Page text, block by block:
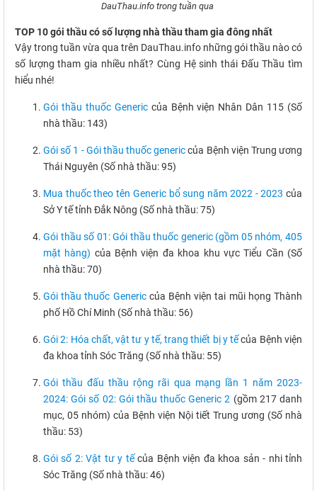
DauThau.info trong tuần qua
TOP 10 gói thầu có số lượng nhà thầu tham gia đông nhất
Vậy trong tuần vừa qua trên DauThau.info những gói thầu nào có
số lượng tham gia nhiều nhất? Cùng Hệ sinh thái Đấu Thầu tìm
hiểu nhé!
Gói thầu thuốc Genericcủa Bệnh viện Nhân Dân 115 (Số
nhà thầu: 143)
Gói số 1 - Gói thầu thuốc genericcủa Bệnh viện Trung ương
Thái Nguyên (Số nhà thầu: 95)
Mua thuốc theo tên Generic bổ sung năm 2022 - 2023 của
Sở Y tế tỉnh Đắk Nông (Số nhà thầu: 75)
Gói thầu số 01: Gói thầu thuốc generic (gồm 05 nhóm, 405
mặt hàng) của Bệnh viện đa khoa khu vực Tiểu Cần (Số
nhà thầu: 70)
Gói thầu thuốc Genericcủa Bệnh viện tai mũi họng Thành
phố Hồ Chí Minh (Số nhà thầu: 56)
Gói 2: Hóa chất, vật tư y tế, trang thiết bị y tếcủa Bệnh viện
đa khoa tỉnh Sóc Trăng (Số nhà thầu: 55)
Gói thầu đấu thầu rộng rãi qua mạng lần 1 năm 2023-
2024: Gói số 02: Gói thầu thuốc Generic 2 (gồm 217 danh
mục, 05 nhóm) của Bệnh viện Nội tiết Trung ương (Số nhà
thầu: 53)
Gói số 2: Vật tư y tếcủa Bệnh viện đa khoa sản - nhi tỉnh
Sóc Trăng (Số nhà thầu: 46)